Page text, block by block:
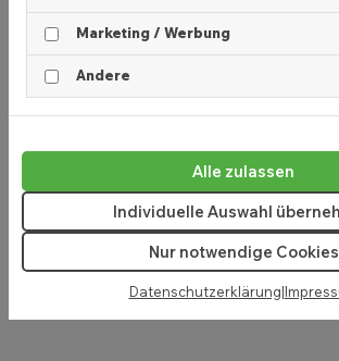
direkten Kontakt treten. Hole dir
ihnen ein. Frage sie, was sie sich von
und welche Fragen sie haben. So
nächstes digitales Produkt anhand
gestalten.
Durch digitale Produkte bekommst
Einkommen und dein stationäres
verlängert sich ins Internet. Die neuen
Berührungspunkte online werden
positiv auf die Wahrnehmung deiner
Marketing / Werbung
Andere
Datenschutzerklärung|
Nur notwendige Cookies
Individuelle Auswahl
Alle zulassen